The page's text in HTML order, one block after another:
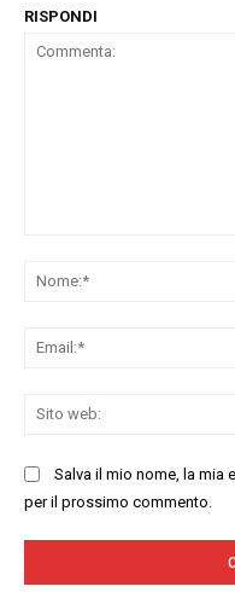
RISPONDI
Salva il mio nome, la mia
per il prossimo commento.